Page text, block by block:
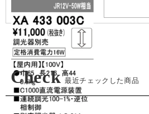
Check 最近チェックした商品